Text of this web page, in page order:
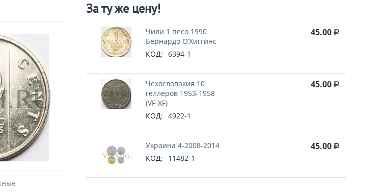
За ту же цену!
Чили 1 песо 1990
Бернардо О’Хиггинс
КОД: 6394-1
45.00 Р
Чехословакия 10
геллеров 1953-1958
(VF-XF)
КОД: 4922-1
45.00 Р
Украина 4-2008-2014
КОД:
11482-1
45.00 Р